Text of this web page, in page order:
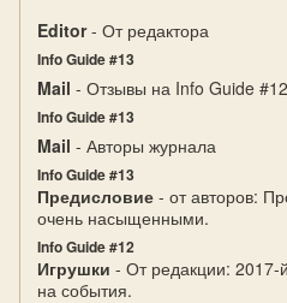
Editor- От редактора
Info Guide #13
Mail - Отзывы на Info Guide #12
Info Guide #13
Mail - Авторы журнала
Info Guide #13
Предисловие - от авторов:
очень насыщенными.
Info Guide #12
Игрушки - От редакции: 2017-
на события.